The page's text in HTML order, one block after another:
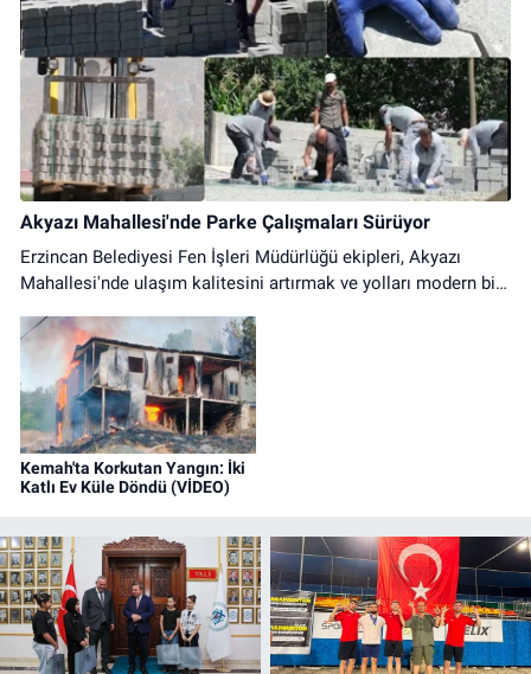
Akyazı Mahallesi'nde Parke Çalışmaları Sürüyor
Erzincan Belediyesi Fen İşleri Müdürlüğü ekipleri, Akyazı
Mahallesi'nde ulaşım kalitesini artırmak ve yolları modern bir
Kemah'ta Korkutan Yangın: İki
Katlı Ev Küle Döndü (VİDEO)